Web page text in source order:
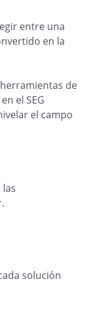
entre una
en la
de
el SEG
el campo
solución